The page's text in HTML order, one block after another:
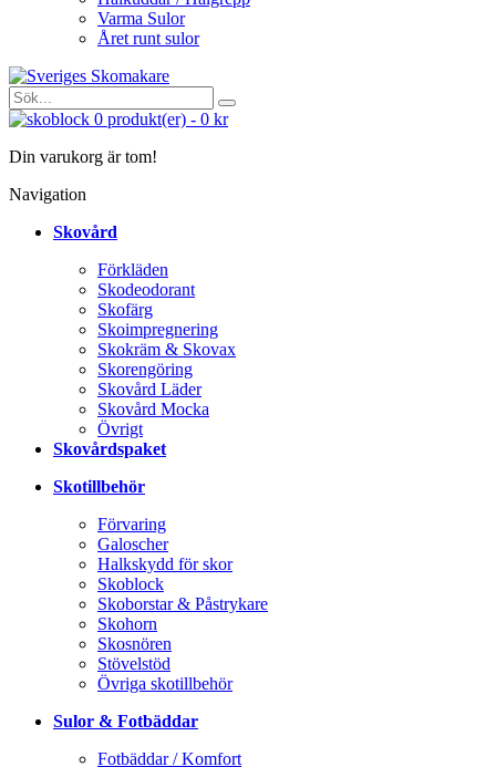
Varma Sulor
Året runt sulor
0 produkt(er) - 0 kr
Din varukorg är tom!
Navigation
Skovård
Förkläden
Skodeodorant
Skofärg
Skoimpregnering
Skokräm & Skovax
Skorengöring
Skovård Läder
Skovård Mocka
Övrigt
Skovårdspaket
Skotillbehör
Förvaring
Galoscher
Halkskydd för skor
Skoblock
Skoborstar & Påstrykare
Skohorn
Skosnören
Stövelstöd
Övriga skotillbehör
Sulor & Fotbäddar
Fotbäddar / Komfort